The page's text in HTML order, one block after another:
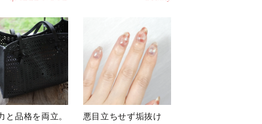
と品格を両立。
悪目立ちせず垢抜け